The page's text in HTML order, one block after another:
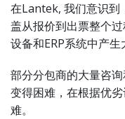
在Lantek, 我们意识到
盖从报价到出票整个
设备和ERP系统中产生
部分分包商的大量咨
变得困难，在根据优
难。